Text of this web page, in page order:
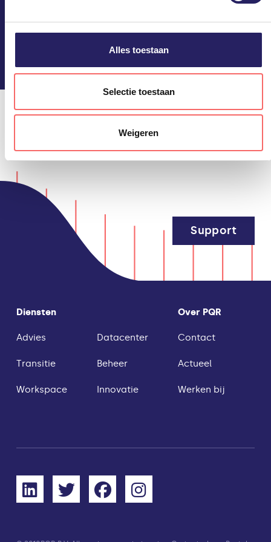
privacyverklaring. U kunt het gebruik van cookies te allen
Alles toestaan
Selectie toestaan
Weigeren
Blijf op de hoogte!
Diensten
Advies
Transitie
Workspace
Datacenter
Beheer
Innovatie
Over PQR
Contact
Actueel
Werken bij
Support